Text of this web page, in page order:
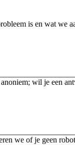
is en wat we
wil je een
we of je geen